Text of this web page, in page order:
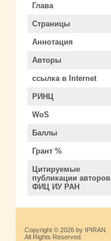
Глава
Страницы
Аннотация
Авторы
ссылка в Internet
РИНЦ
WoS
Баллы
Грант %
Цитируемые
публикации авторов
ФИЦ ИУ РАН
Copyright © 2026 by IPIRAN.
All Rights Reserved.